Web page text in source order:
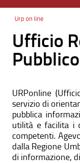
Urp on line
Ufficio
Pubblico
URPonline
servizio di
pubblica
utilità e facilita i
competenti.
dalla Regione
di informazione,